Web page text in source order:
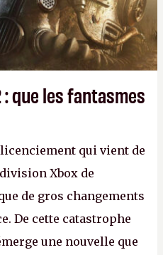
que les fantasmes
qui vient de
Xbox de
de gros changements
De cette catastrophe
une nouvelle que